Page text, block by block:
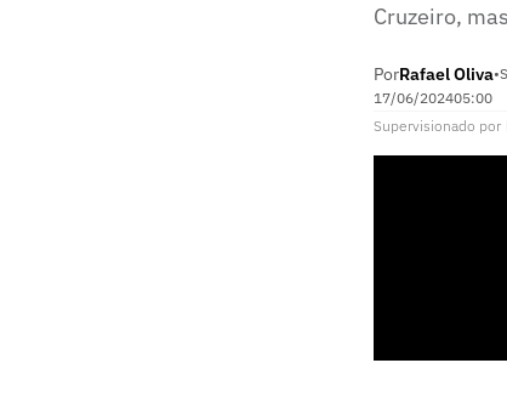
Cruzeiro,
PorRafael Oliva•
17/06/202405:00
Supervisionado por